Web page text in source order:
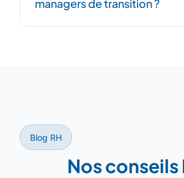
successeur et période de
pour garantir la continuité.
managers de transition ?
Blog RH
Nos conseils